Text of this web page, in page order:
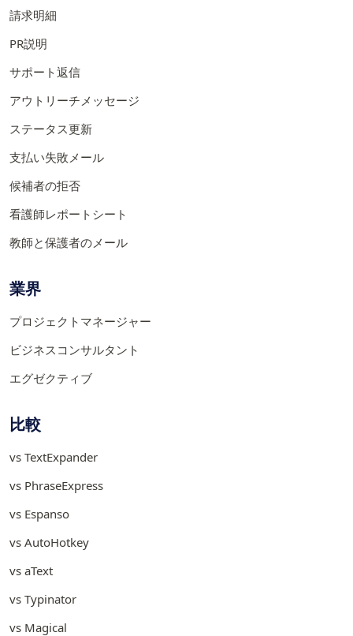
請求明細
PR説明
サポート返信
アウトリーチメッセージ
ステータス更新
支払い失敗メール
候補者の拒否
看護師レポートシート
教師と保護者のメール
業界
プロジェクトマネージャー
ビジネスコンサルタント
エグゼクティブ
比較
vs TextExpander
vs PhraseExpress
vs Espanso
vs AutoHotkey
vs aText
vs Typinator
vs Magical